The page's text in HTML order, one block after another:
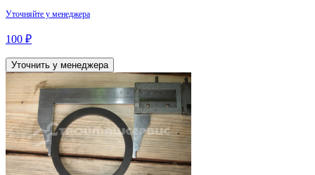
Уточняйте у менеджера
100 ₽
Уточнить у менеджера